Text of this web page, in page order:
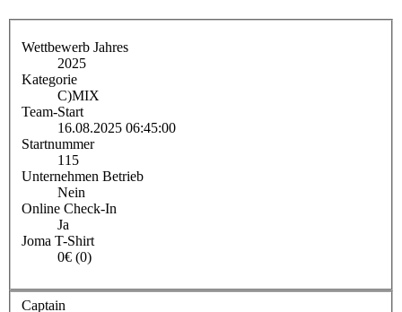
Wettbewerb Jahres
2025
Kategorie
C)MIX
Team-Start
16.08.2025 06:45:00
Startnummer
115
Unternehmen Betrieb
Nein
Online Check-In
Ja
Joma T-Shirt
0€ (0)
Captain